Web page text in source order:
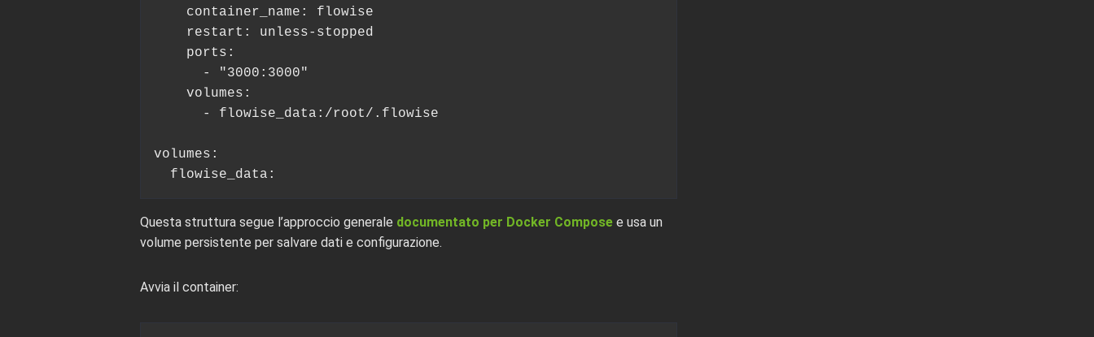
    container_name: flowise
    restart: unless-stopped
    ports:
      - "3000:3000"
    volumes:
      - flowise_data:/root/.flowise
volumes:
  flowise_data:
Questa struttura segue l’approccio generale documentato per Docker Compose e usa un
volume persistente per salvare dati e configurazione.
Avvia il container: